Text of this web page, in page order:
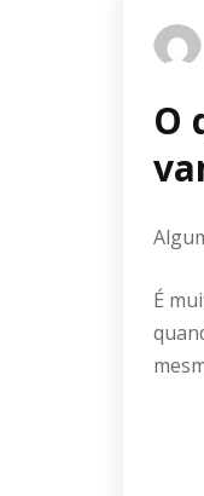
O
É